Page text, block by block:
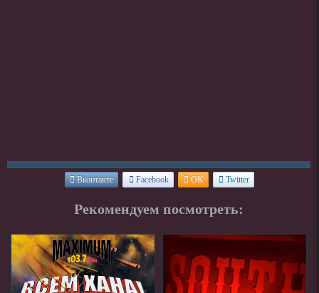
Вконтакте Facebook OK Twitter
Рекомендуем посмотреть: